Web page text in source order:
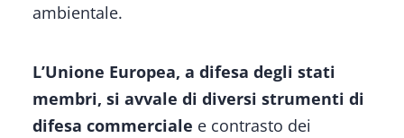
ambientale.
L’Unione Europea, a difesa degli stati
membri, si avvale di diversi strumenti di
difesa commerciale e contrasto dei